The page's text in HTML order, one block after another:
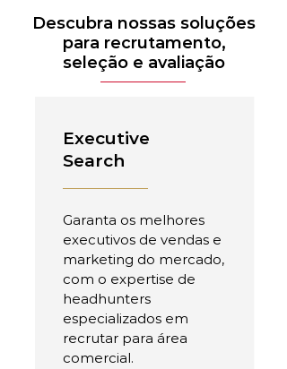
Descubra nossas soluções
para recrutamento,
seleção e avaliação
Executive
Search
Garanta os melhores
executivos de vendas e
marketing do mercado,
com o expertise de
headhunters
especializados em
recrutar para área
comercial.